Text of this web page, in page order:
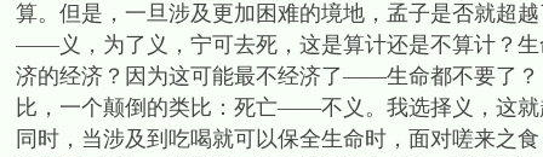
算。但是，一旦涉及更加困难的境地，孟子是否就超
——义，为了义，宁可去死，这是算计还是不算计？
济的经济？因为这可能最不经济了——生命都不要了
比，一个颠倒的类比：死亡——不义。我选择义，这就
同时，当涉及到吃喝就可以保全生命时，面对嗟来之